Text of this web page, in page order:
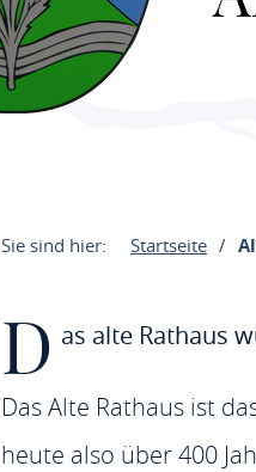
Sie sind hier: Startseite
D as alte Rathaus
Das Alte Rathaus ist
heute also über 400